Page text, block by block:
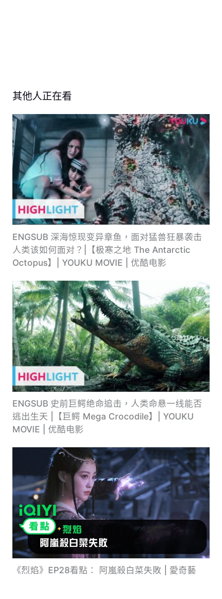
其他人正在看
ENGSUB 深海惊现变异章鱼，面对猛兽狂暴袭击
人类该如何面对？|【极寒之地 The Antarctic
Octopus】| YOUKU MOVIE | 优酷电影
ENGSUB 史前巨鳄绝命追击，人类命悬一线能否
逃出生天 |【巨鳄 Mega Crocodile】| YOUKU
MOVIE | 优酷电影
《烈焰》EP28看點： 阿嵐殺白菜失敗 | 愛奇藝